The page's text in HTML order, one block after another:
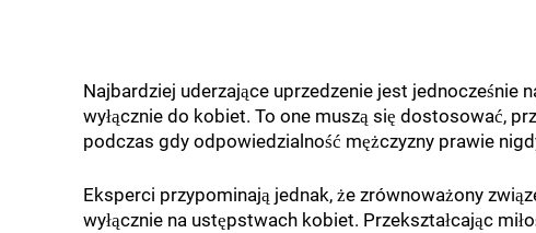
Najbardziej uderzające uprzedzenie jest jednocześnie
wyłącznie do kobiet. To one muszą się dostosować,
podczas gdy odpowiedzialność mężczyzny prawie
Eksperci przypominają jednak, że zrównoważony
wyłącznie na ustępstwach kobiet. Przekształcając